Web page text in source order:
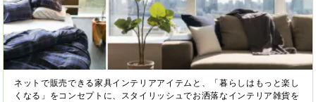
ネットで販売できる家具インテリアアイテムと、「暮らしはもっと楽し
くなる」をコンセプトに、スタイリッシュでお洒落なインテリア雑貨を